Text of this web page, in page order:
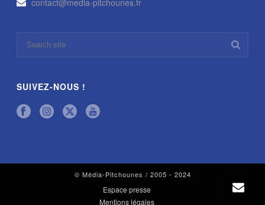
SUIVEZ-NOUS !
© Média-Pitchounes / 2005 - 2024
Espace presse
Mentions légales